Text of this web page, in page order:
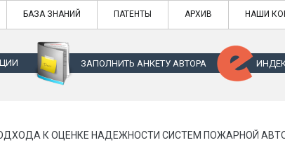
журнале
— публикация научных статей в ежемесячном
БАЗА ЗНАНИЙ ПАТЕНТЫ АРХИВ НАШИ
ЗАПОЛНИТЬ АНКЕТУ АВТОРА
К ОЦЕНКЕ НАДЕЖНОСТИ СИСТЕМ ПОЖАРНОЙ